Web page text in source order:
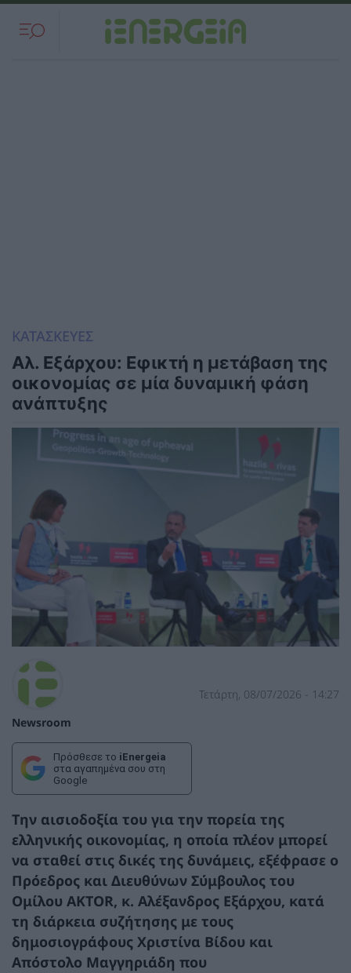
ΚΑΤΑΣΚΕΥΕΣ
Αλ. Εξάρχου: Εφικτή η μετάβαση της
οικονομίας σε μία δυναμική φάση
ανάπτυξης
Newsroom
Τετάρτη, 08/07/2026 - 14:27
Πρόσθεσε το iEnergeia
στα αγαπημένα σου στη
Google
Την αισιοδοξία του για την πορεία της
ελληνικής οικονομίας, η οποία πλέον μπορεί
να σταθεί στις δικές της δυνάμεις, εξέφρασε ο
Πρόεδρος και Διευθύνων Σύμβουλος του
Ομίλου AKTOR, κ. Αλέξανδρος Εξάρχου, κατά
τη διάρκεια συζήτησης με τους
δημοσιογράφους Χριστίνα Βίδου και
Απόστολο Μαγγηριάδη που